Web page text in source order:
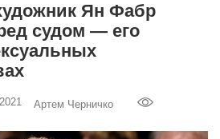
Ян Фабр
судом — его
Артем Черничко